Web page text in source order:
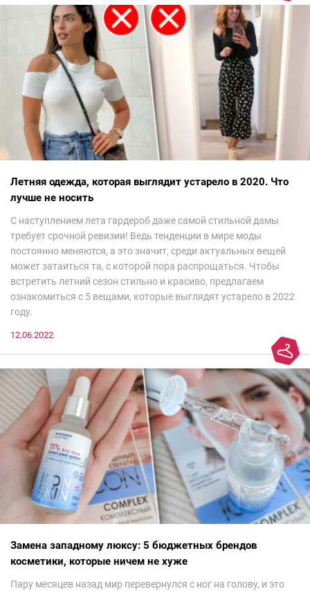
Летняя одежда, которая выглядит устарело в 2020. Что
лучше не носить
С наступлением лета гардероб даже самой стильной дамы
требует срочной ревизии! Ведь тенденции в мире моды
постоянно меняются, а это значит, среди актуальных вещей
может затаиться та, с которой пора распрощаться. Чтобы
встретить летний сезон стильно и красиво, предлагаем
ознакомиться с 5 вещами, которые выглядят устарело в 2022
году.
12.06.2022
Замена западному люксу: 5 бюджетных брендов
косметики, которые ничем не хуже
Пару месяцев назад мир перевернулся с ног на голову, и это